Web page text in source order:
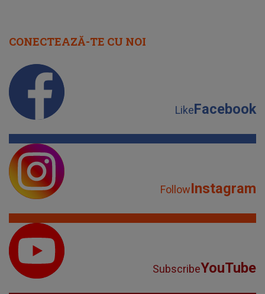
CONECTEAZĂ-TE CU NOI
LikeFacebook
FollowInstagram
SubscribeYouTube